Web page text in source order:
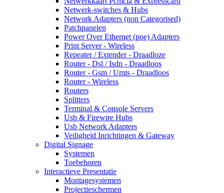
Netwerk-switches & Hubs
Network Adapters (non Categorised)
Patchpanelen
Power Over Ethernet (poe) Adapters
Print Server - Wireless
Repeater / Extender - Draadloze
Router - Dsl / Isdn - Draadloos
Router - Gsm / Umts - Draadloos
Router - Wireless
Routers
Splitters
Terminal & Console Servers
Usb & Firewire Hubs
Usb Network Adapters
Veiligheid Inrichtingen & Gateway
Digital Signage
Systemen
Toebehoren
Interactieve Presentatie
Montagesystemen
Projectieschermen